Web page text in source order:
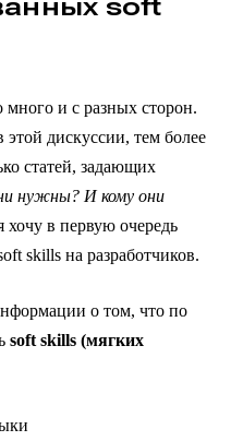
soft
и с разных сторон.
этой дискуссии, тем более
статей, задающих
нужны? И кому они
в первую очередь
skills на разработчиков.
о том, что по
soft skills (мягких